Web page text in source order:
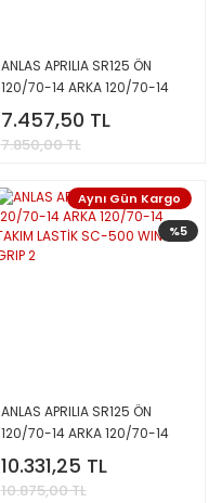
ANLAS APRILIA SR125 ÖN
120/70-14 ARKA 120/70-14
TAKIM LASTİK TOURNEE 2
7.457,50 TL
7.850,00 TL
Aynı Gün Kargo
%5
ANLAS APRILIA SR125 ÖN
120/70-14 ARKA 120/70-14
TAKIM LASTİK SC-500 WINTER
GRIP 2
10.331,25 TL
10.875,00 TL